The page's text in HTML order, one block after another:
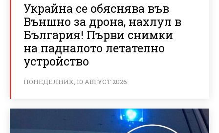
Украйна се обяснява във
Външно за дрона, нахлул в
България! Първи снимки
на падналото летателно
устройство
ПОНЕДЕЛНИК, 10 АВГУСТ 2026